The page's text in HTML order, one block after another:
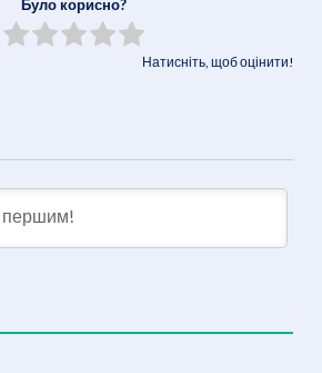
Було корисно?
Натисніть, щоб оцінити!